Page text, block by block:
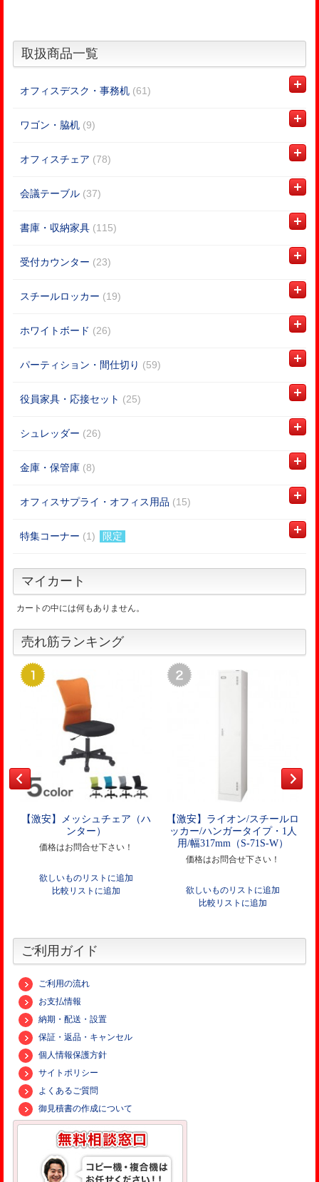
取扱商品一覧
オフィスデスク・事務机 (61)
ワゴン・脇机 (9)
オフィスチェア (78)
会議テーブル (37)
書庫・収納家具 (115)
受付カウンター (23)
スチールロッカー (19)
ホワイトボード (26)
パーティション・間仕切り (59)
役員家具・応接セット (25)
シュレッダー (26)
金庫・保管庫 (8)
オフィスサプライ・オフィス用品 (15)
特集コーナー (1) 限定
マイカート
カートの中には何もありません。
売れ筋ランキング
【激安】メッシュチェア（ハ
ンター）
価格はお問合せ下さい！
欲しいものリストに追加
比較リストに追加
【激安】ライオン/スチールロ
ッカー/ハンガータイプ・1人
用/幅317mm（S-71S-W）
価格はお問合せ下さい！
欲しいものリストに追加
比較リストに追加
ご利用ガイド
ご利用の流れ
お支払情報
納期・配送・設置
保証・返品・キャンセル
個人情報保護方針
サイトポリシー
よくあるご質問
御見積書の作成について